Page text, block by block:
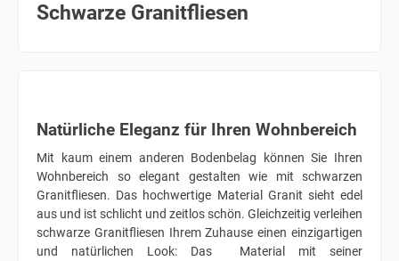
Schwarze Granitfliesen
Natürliche Eleganz für Ihren Wohnbereich
Mit kaum einem anderen Bodenbelag können Sie Ihren
Wohnbereich so elegant gestalten wie mit schwarzen
Granitfliesen. Das hochwertige Material Granit sieht edel
aus und ist schlicht und zeitlos schön. Gleichzeitig verleihen
schwarze Granitfliesen Ihrem Zuhause einen einzigartigen
und natürlichen Look: Das Material mit seiner